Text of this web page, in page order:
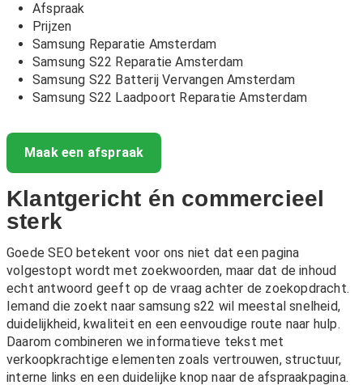
Afspraak
Prijzen
Samsung Reparatie Amsterdam
Samsung S22 Reparatie Amsterdam
Samsung S22 Batterij Vervangen Amsterdam
Samsung S22 Laadpoort Reparatie Amsterdam
Maak een afspraak
Klantgericht én commercieel
sterk
Goede SEO betekent voor ons niet dat een pagina
volgestopt wordt met zoekwoorden, maar dat de inhoud
echt antwoord geeft op de vraag achter de zoekopdracht.
Iemand die zoekt naar samsung s22 wil meestal snelheid,
duidelijkheid, kwaliteit en een eenvoudige route naar hulp.
Daarom combineren we informatieve tekst met
verkoopkrachtige elementen zoals vertrouwen, structuur,
interne links en een duidelijke knop naar de afspraakpagina.